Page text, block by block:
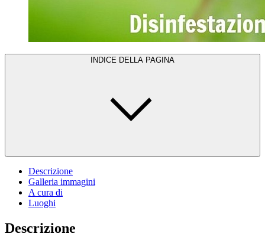
INDICE DELLA PAGINA
Descrizione
Galleria immagini
A cura di
Luoghi
Descrizione